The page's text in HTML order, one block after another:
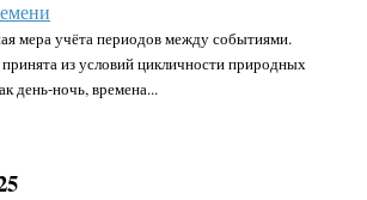
мера учёта периодов между событиями.
принята из условий цикличности природных
день-ночь, времена...